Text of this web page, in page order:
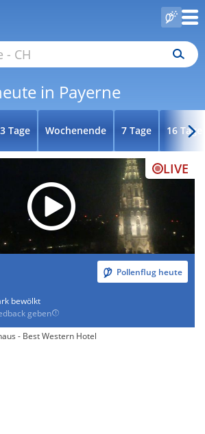
in Payerne
3 Tage Wochenende 7 Tage 16 Tage
LIVE
Pollenflug heute
bewölkt
geben
- Best Western Hotel